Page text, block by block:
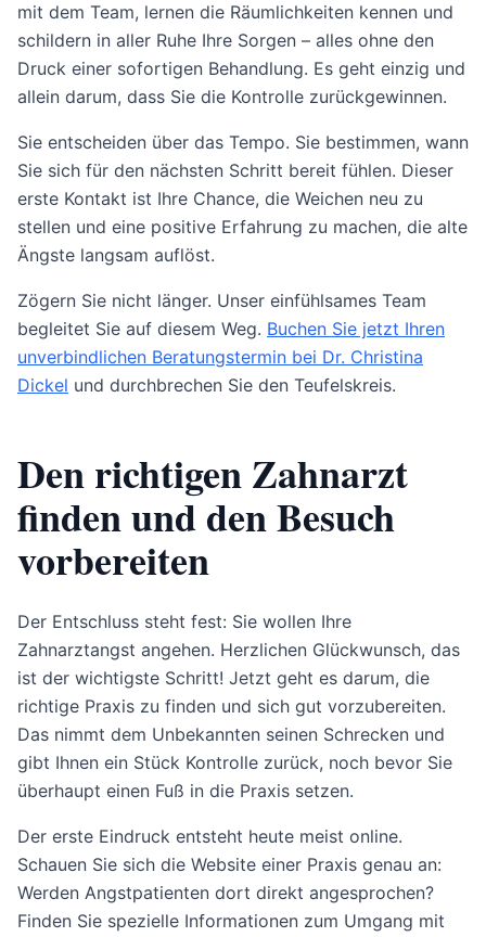
mit dem Team, lernen die Räumlichkeiten kennen und
schildern in aller Ruhe Ihre Sorgen – alles ohne den
Druck einer sofortigen Behandlung. Es geht einzig und
allein darum, dass Sie die Kontrolle zurückgewinnen.
Sie entscheiden über das Tempo. Sie bestimmen, wann
Sie sich für den nächsten Schritt bereit fühlen. Dieser
erste Kontakt ist Ihre Chance, die Weichen neu zu
stellen und eine positive Erfahrung zu machen, die alte
Ängste langsam auflöst.
Zögern Sie nicht länger. Unser einfühlsames Team
begleitet Sie auf diesem Weg. Buchen Sie jetzt Ihren
unverbindlichen Beratungstermin bei Dr. Christina
Dickel und durchbrechen Sie den Teufelskreis.
Den richtigen Zahnarzt
finden und den Besuch
vorbereiten
Der Entschluss steht fest: Sie wollen Ihre
Zahnarztangst angehen. Herzlichen Glückwunsch, das
ist der wichtigste Schritt! Jetzt geht es darum, die
richtige Praxis zu finden und sich gut vorzubereiten.
Das nimmt dem Unbekannten seinen Schrecken und
gibt Ihnen ein Stück Kontrolle zurück, noch bevor Sie
überhaupt einen Fuß in die Praxis setzen.
Der erste Eindruck entsteht heute meist online.
Schauen Sie sich die Website einer Praxis genau an:
Werden Angstpatienten dort direkt angesprochen?
Finden Sie spezielle Informationen zum Umgang mit